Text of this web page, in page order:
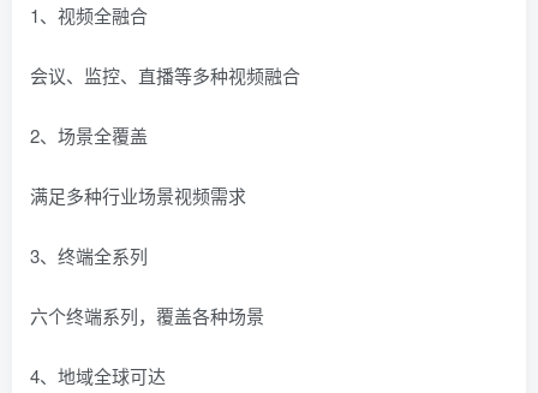
1、视频全融合
会议、监控、直播等多种视频融合
2、场景全覆盖
满足多种行业场景视频需求
3、终端全系列
六个终端系列，覆盖各种场景
4、地域全球可达